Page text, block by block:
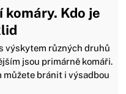
Kdo je
výskytem různých druhů
jsou primárně komáři.
můžete bránit i výsadbou